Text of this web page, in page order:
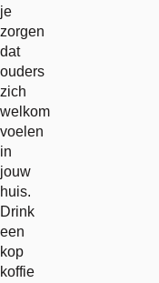
je
zorgen
dat
ouders
zich
welkom
voelen
in
jouw
huis.
Drink
een
kop
koffie